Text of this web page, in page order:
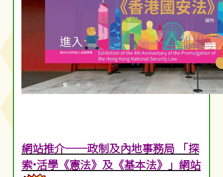
網站推介──政制及內地事務局 「探
索•活學《憲法》及《基本法》」網站